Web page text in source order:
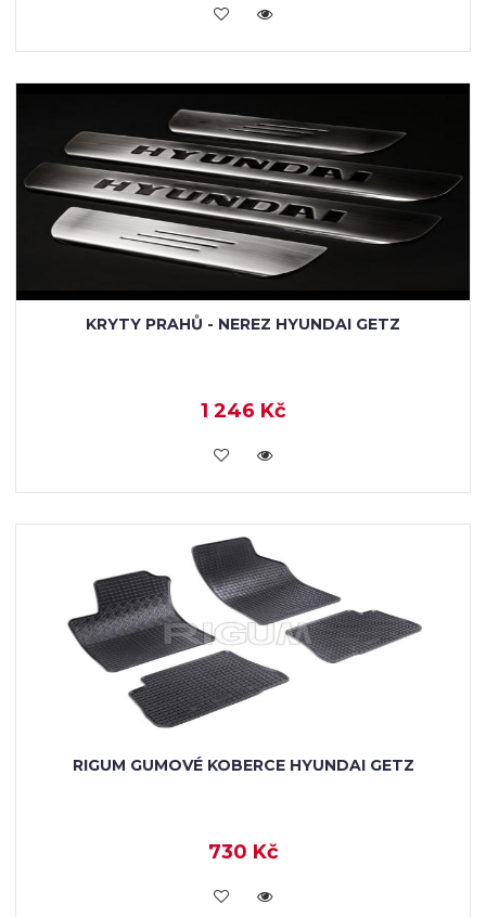
KOUPIT
KRYTY PRAHŮ - NEREZ HYUNDAI GETZ
1 246 Kč
KOUPIT
RIGUM GUMOVÉ KOBERCE HYUNDAI GETZ
730 Kč
KOUPIT